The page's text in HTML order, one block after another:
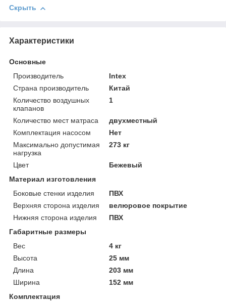
Скрыть
Характеристики
Основные
Производитель
Intex
Страна производитель
Китай
Количество воздушных
клапанов
1
Количество мест матраса
двухместный
Комплектация насосом
Нет
Максимально допустимая
нагрузка
273 кг
Цвет
Бежевый
Материал изготовления
Боковые стенки изделия
ПВХ
Верхняя сторона изделия
велюровое покрытие
Нижняя сторона изделия
ПВХ
Габаритные размеры
Вес
4 кг
Высота
25 мм
Длина
203 мм
Ширина
152 мм
Комплектация